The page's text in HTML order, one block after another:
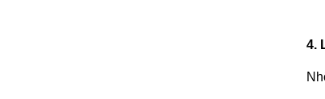
4.